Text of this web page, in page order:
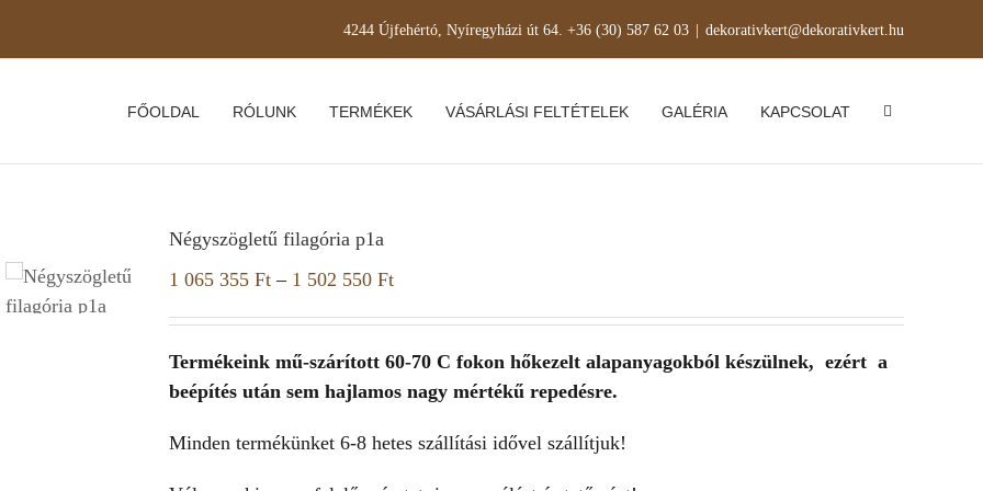
4244 Újfehértó, Nyíregyházi út 64. +36 (30) 587 62 03 dekorativkert@dekorativkert.hu
FŐOLDAL RÓLUNK TERMÉKEK VÁSÁRLÁSI FELTÉTELEK GALÉRIA KAPCSOLAT
Négyszögletű filagória p1a
1 065 355 Ft – 1 502 550 Ft
Termékeink mű-szárított 60-70 C fokon hőkezelt alapanyagokból készülnek, ezért a
beépítés után sem hajlamos nagy mértékű repedésre.
Minden termékünket 6-8 hetes szállítási idővel szállítjuk!